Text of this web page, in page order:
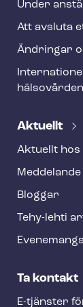
Under
Att avsluta
Ändringar
hälsovården
Aktuellt
Aktuellt hos
Meddelande
Bloggar
Tehy-lehti
Ta kontakt
E-tjänster